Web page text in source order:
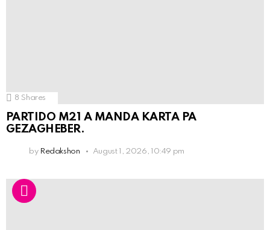
8 Shares
PARTIDO M21 A MANDA KARTA PA
GEZAGHEBER.
by Redakshon August 1, 2026, 10:49 pm